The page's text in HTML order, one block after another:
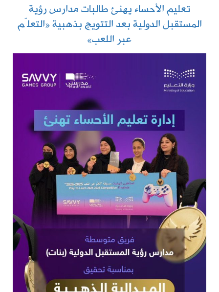
تعليم الأحساء يهنئ طالبات مدارس رؤية
المستقبل الدولية بعد التتويج بذهبية «التعلّم
عبر اللعب»